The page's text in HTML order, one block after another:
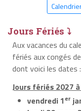
Jours Fériés ⤵
Aux vacances du
fériés aux congés
dont voici les dates :
Jours fériés 2027
vendredi 1er